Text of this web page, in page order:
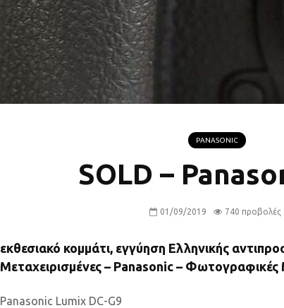
PANASONIC
SOLD –
01/09/2019 740 προβολές
εκθεσιακό κομμάτι, εγγύηση Ελληνικής
Μεταχειρισμένες – Panasonic – Φωτογραφικές
Panasonic Lumix DC-G9